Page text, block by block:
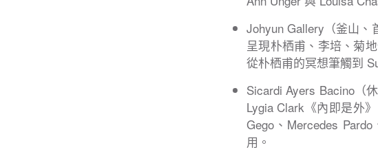
Johyun Gallery（釜山、
呈現朴栖甫、李培、菊
從朴栖甫的冥想筆觸到
Sicardi Ayers Bacino（
Lygia Clark《內即是外
Gego、Mercedes
用。